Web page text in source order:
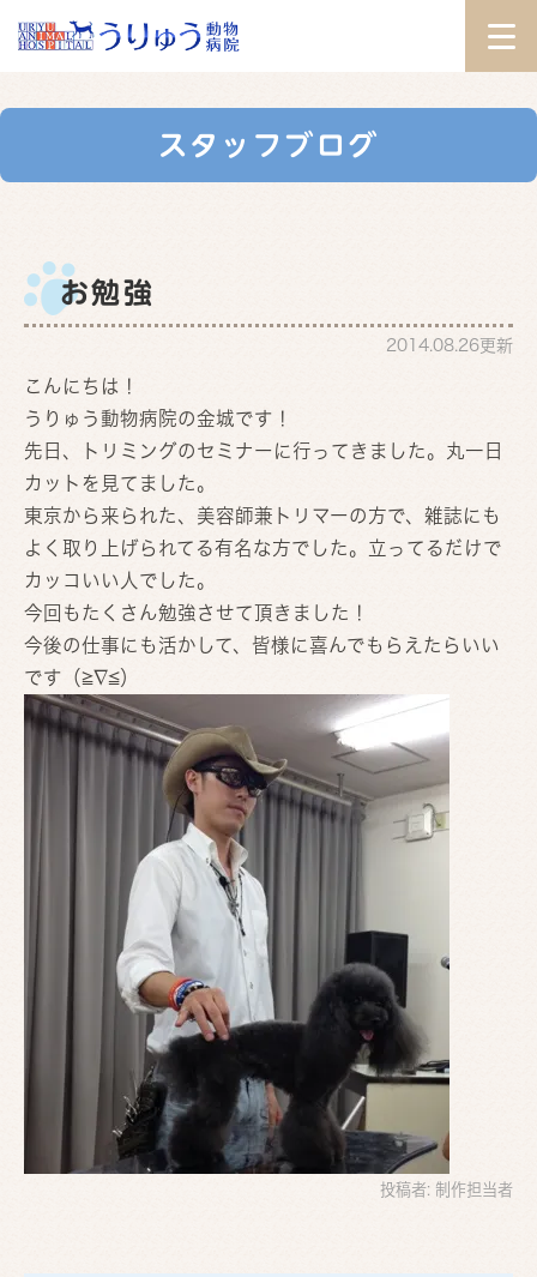
スタッフブログ
お勉強
2014.08.26更新
こんにちは！
うりゅう動物病院の金城です！
先日、トリミングのセミナーに行ってきました。丸一日
カットを見てました。
東京から来られた、美容師兼トリマーの方で、雑誌にも
よく取り上げられてる有名な方でした。立ってるだけで
カッコいい人でした。
今回もたくさん勉強させて頂きました！
今後の仕事にも活かして、皆様に喜んでもらえたらいい
です（≧∇≦）
投稿者: 制作担当者